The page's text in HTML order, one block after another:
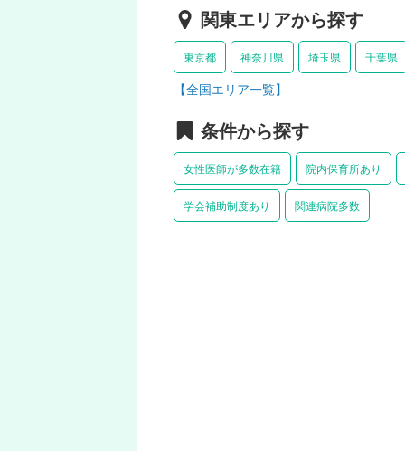
関東エリアから探す
東京都 神奈川県 埼玉県 千葉県
【全国エリア一覧】
条件から探す
女性医師が多数在籍 院内保育所あり
学会補助制度あり 関連病院多数